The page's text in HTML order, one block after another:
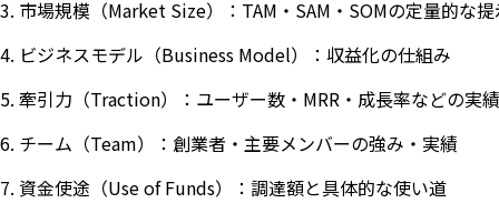
3. 市場規模（Market Size）：TAM・SAM・SOMの定量的な
4. ビジネスモデル（Business Model）：収益化の仕組み
5. 牽引力（Traction）：ユーザー数・MRR・成長率などの実績
6. チーム（Team）：創業者・主要メンバーの強み・実績
7. 資金使途（Use of Funds）：調達額と具体的な使い道